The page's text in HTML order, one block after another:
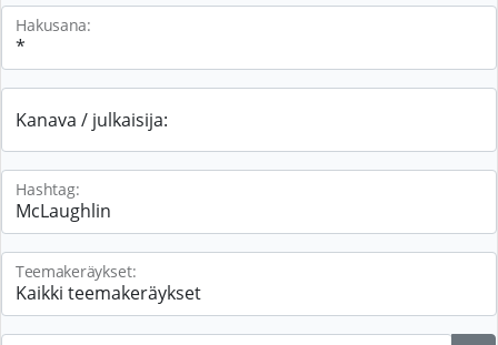
Hakusana:
Kanava / julkaisija:
Hashtag:
Teemakeräykset: